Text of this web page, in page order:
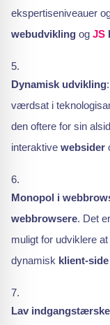
ekspertiseniveauer
webudvikling og JS
Dynamisk udvikling
værdsat i
den oftere for sin
interaktive websider
Monopol i
webbrowsere. Det
muligt for udviklere
dynamisk klient-side
Lav